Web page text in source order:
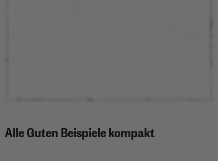
Alle Guten Beispiele kompakt